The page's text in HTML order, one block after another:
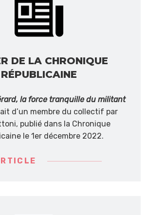
DE LA CHRONIQUE
RÉPUBLICAINE
la force tranquille du militant
d’un membre du collectif par
publié dans la Chronique
le 1er décembre 2022.